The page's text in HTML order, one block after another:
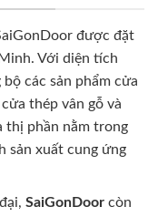
được đặt
Với diện tích
các sản phẩm cửa
thép vân gỗ và
thị phần nằm trong
sản xuất cung ứng
SaiGonDoor còn